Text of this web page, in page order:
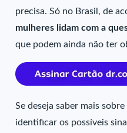
precisa. Só no Brasil, de
mulheres lidam com a
que podem ainda não ter
Se deseja saber mais
identificar os possíveis